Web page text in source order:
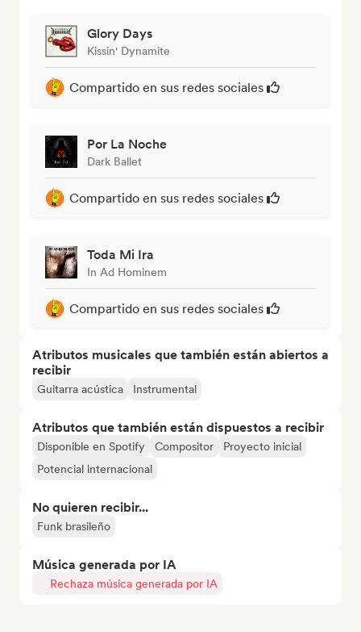
Glory Days
Kissin' Dynamite
Compartido en sus redes sociales
Por La Noche
Dark Ballet
Compartido en sus redes sociales
Toda Mi Ira
In Ad Hominem
Compartido en sus redes sociales
Atributos musicales que también están abiertos a
recibir
Guitarra acústica Instrumental
Atributos que también están dispuestos a recibir
Disponible en Spotify Compositor
Proyecto inicial
Potencial internacional
No quieren recibir...
Funk brasileño
Música generada por IA
Rechaza música generada por IA